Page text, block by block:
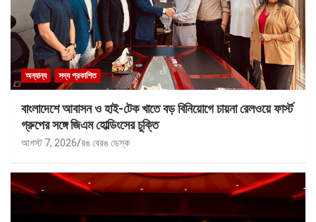
অন্যান্য সদ্য প্রকাশিত
বাংলাদেশে আবাসন ও হাই-টেক খাতে বড় বিনিয়োগে চায়না রেলওয়ে ফার্স্ট
গ্রুপের সঙ্গে জিএম হোল্ডিংসের চুক্তি
আগস্ট 7, 2026 রঙ বেরঙ ডেস্ক